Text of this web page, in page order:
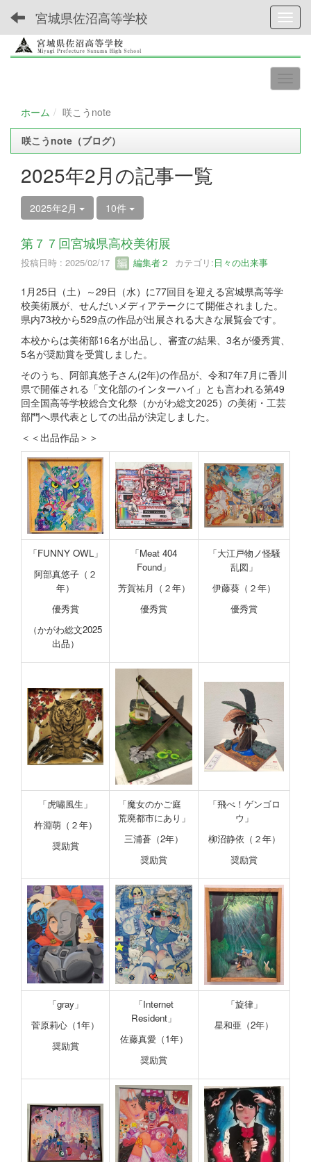
宮城県佐沼高等学校
ホーム 咲こうnote
咲こうnote（ブログ）
2025年2月の記事一覧
2025年2月 10件
第７７回宮城県高校美術展
投稿日時 : 2025/02/17 編集者２ カテゴリ:日々の出来事
1月25日（土）～29日（水）に77回目を迎える宮城県高等学
校美術展が、せんだいメディアテークにて開催されました。
県内73校から529点の作品が出展される大きな展覧会です。
本校からは美術部16名が出品し、審査の結果、3名が優秀賞、
5名が奨励賞を受賞しました。
そのうち、阿部真悠子さん(2年)の作品が、令和7年7月に香川
県で開催される「文化部のインターハイ」とも言われる第49
回全国高等学校総合文化祭（かがわ総文2025）の美術・工芸
部門へ県代表としての出品が決定しました。
＜＜出品作品＞＞
「FUNNY OWL」
阿部真悠子（２
年）
優秀賞
（かがわ総文2025
出品）
「Meat 404
Found」
芳賀祐月（２年）
優秀賞
「大江戸物ノ怪騒
乱図」
伊藤葵（２年）
優秀賞
「虎嘯風生」
杵淵萌（２年）
奨励賞
「魔女のかご庭
荒廃都市にあり」
三浦蒼（2年）
奨励賞
「飛べ！ゲンゴロ
ウ」
柳沼静依（２年）
奨励賞
「gray」
菅原莉心（1年）
奨励賞
「Internet
Resident」
佐藤真愛（1年）
奨励賞
「旋律」
星和亜（2年）